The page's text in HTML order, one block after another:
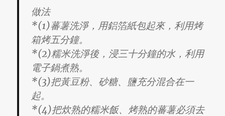
做法
*(1)蕃薯洗淨，用鋁箔紙包起來，利用烤
箱烤五分鐘。
*(2)糯米洗淨後，浸三十分鐘的水，利用
電子鍋煮熟。
*(3)把黃豆粉、砂糖、鹽充分混合在一
起。
*(4)把炊熟的糯米飯、烤熟的蕃薯必須去